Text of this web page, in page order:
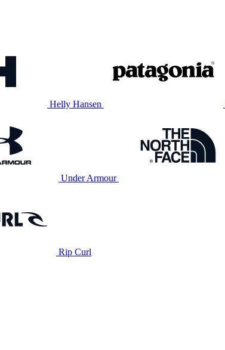
Helly Hansen
Under Armour
Rip Curl